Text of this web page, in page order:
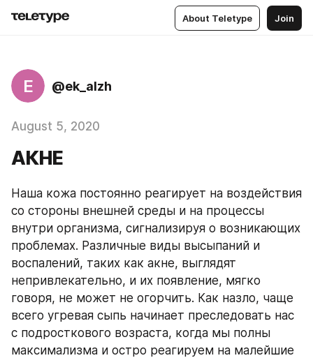
About Teletype Join
E @ek_alzh
August 5, 2020
АКНЕ
Наша кожа постоянно реагирует на воздействия
со стороны внешней среды и на процессы
внутри организма, сигнализируя о возникающих
проблемах. Различные виды высыпаний и
воспалений, таких как акне, выглядят
непривлекательно, и их появление, мягко
говоря, не может не огорчить. Как назло, чаще
всего угревая сыпь начинает преследовать нас
с подросткового возраста, когда мы полны
максимализма и остро реагируем на малейшие